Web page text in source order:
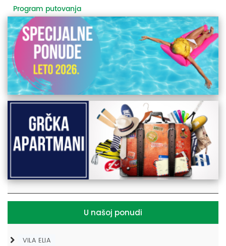
Program putovanja
U našoj ponudi
VILA ELIA